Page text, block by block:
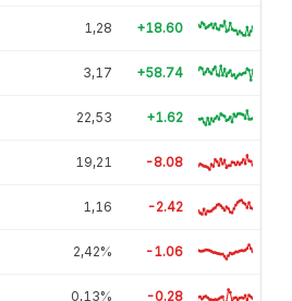
1,28 +18.60
3,17 +58.74
22,53 +1.62
19,21 -8.08
1,16 -2.42
2,42% -1.06
0,13% -0.28